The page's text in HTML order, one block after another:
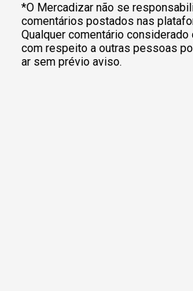
*O Mercadizar não se
comentários postados nas
Qualquer comentário
com respeito a outras pessoas
ar sem prévio aviso.